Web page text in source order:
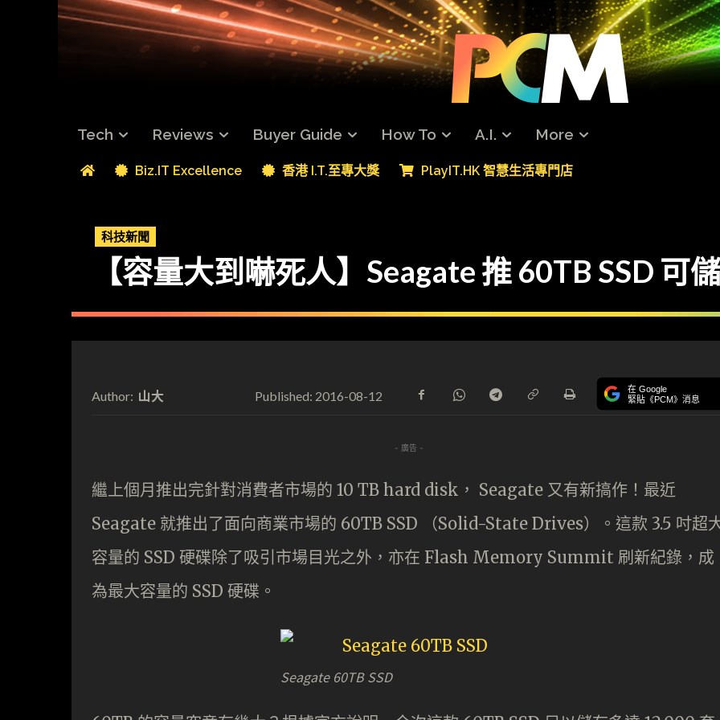
Tech Reviews Buyer Guide How To A.I. More
Biz.IT Excellence 香港 I.T.至專大獎 PlayIT.HK 智慧生活專門店
科技新聞
【容量大到嚇死人】Seagate 推 60TB SSD 可
Author: 山大 Published: 2016-08-12 在 Google
緊貼《PCM》消息
- 廣告 -
繼上個月推出完針對消費者市場的 10 TB hard disk， Seagate 又有新搞作！最近
Seagate 就推出了面向商業市場的 60TB SSD （Solid-State Drives）。這款 3.5 吋超
容量的 SSD 硬碟除了吸引市場目光之外，亦在 Flash Memory Summit 刷新紀錄，成
為最大容量的 SSD 硬碟。
Seagate 60TB SSD